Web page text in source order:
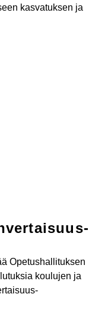
kasvatuksen ja
Opetus­hallituksen
koulujen ja